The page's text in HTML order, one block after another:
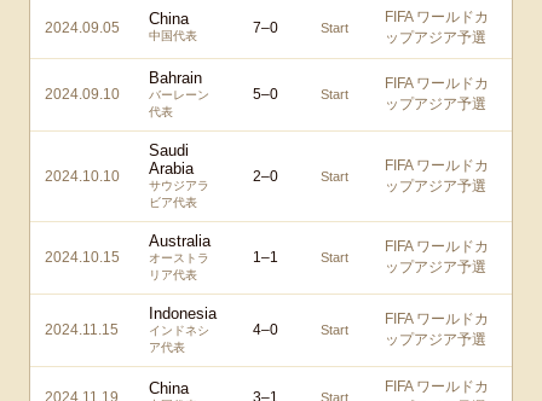
2024.09.05 China
中国代表 7–0 Start
FIFA ワールドカ
ップアジア予選
2024.09.10
Bahrain
バーレーン
代表
5–0 Start
FIFA ワールドカ
ップアジア予選
2024.10.10
Saudi
Arabia
サウジアラ
ビア代表
2–0 Start
FIFA ワールドカ
ップアジア予選
2024.10.15
Australia
オーストラ
リア代表
1–1 Start
FIFA ワールドカ
ップアジア予選
2024.11.15
Indonesia
インドネシ
ア代表
4–0 Start
FIFA ワールドカ
ップアジア予選
2024.11.19 China 3–1 Start
FIFA ワールドカ